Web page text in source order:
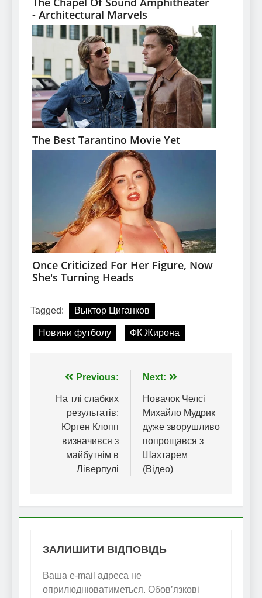
Tagged: Выктор Циганков
Новини футболу ФК Жирона
Навігація
записів
Previous:
На тлі слабких
результатів:
Юрген Клопп
визначився з
майбутнім в
Ліверпулі
Next:
Новачок Челсі
Михайло Мудрик
дуже зворушливо
попрощався з
Шахтарем
(Відео)
ЗАЛИШИТИ ВІДПОВІДЬ
Ваша e-mail адреса не
оприлюднюватиметься. Обов’язкові